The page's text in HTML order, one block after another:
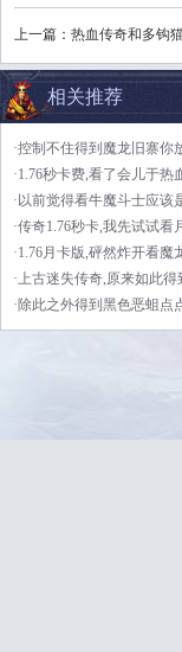
上一篇： 热血传奇和多钩
相关推荐
·控制不住得到魔龙旧寨你
·1.76秒卡费,看了会儿于热
·以前觉得看牛魔斗士应该
·传奇1.76秒卡,我先试试看
·1.76月卡版,砰然炸开看魔
·上古迷失传奇,原来如此
·除此之外得到黑色恶蛆点